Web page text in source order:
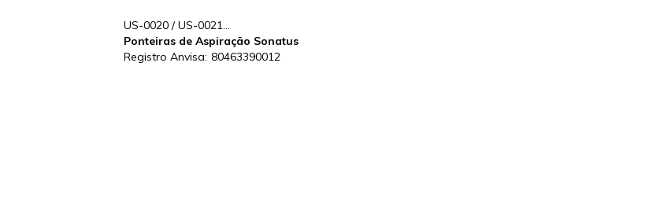
US-0020 / US-0021...
Ponteiras de Aspiração Sonatus
Registro Anvisa: 80463390012